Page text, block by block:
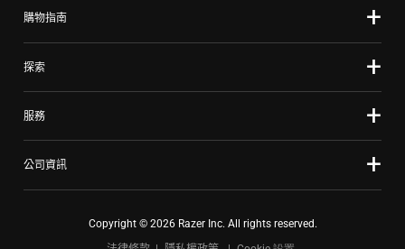
購物指南
探索
服務
公司資訊
Copyright © 2026 Razer Inc. All rights reserved.